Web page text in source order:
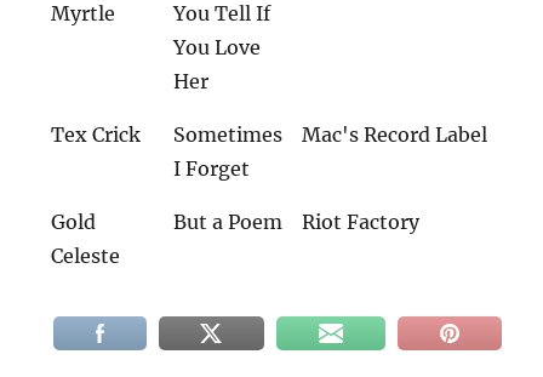
Myrtle
You Tell If
You Love
Her
Tex Crick
Sometimes
I Forget
Mac's Record Label
Gold
Celeste
But a Poem Riot Factory